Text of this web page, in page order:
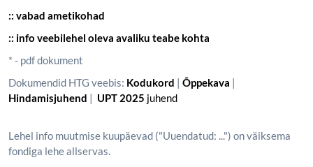
:: vabad ametikohad
:: info veebilehel oleva avaliku teabe kohta
* - pdf dokument
Dokumendid HTG veebis: Kodukord | Õppekava |
Hindamisjuhend | UPT 2025 juhend
Lehel info muutmise kuupäevad ("Uuendatud: ...") on väiksema
fondiga lehe allservas.